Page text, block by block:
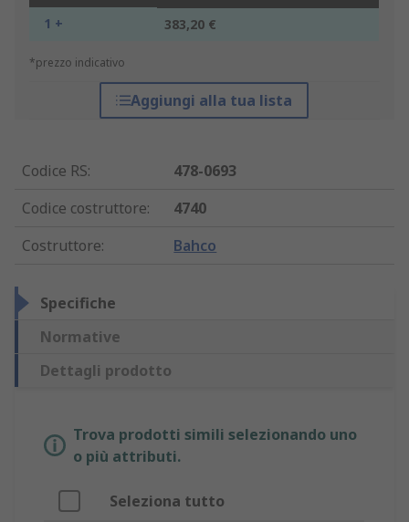
1 + 383,20 €
*prezzo indicativo
Aggiungi alla tua lista
Codice RS:
478-0693
Codice costruttore:
4740
Costruttore: Bahco
Specifiche
Normative
Dettagli prodotto
Trova prodotti simili selezionando uno
o più attributi.
Seleziona tutto